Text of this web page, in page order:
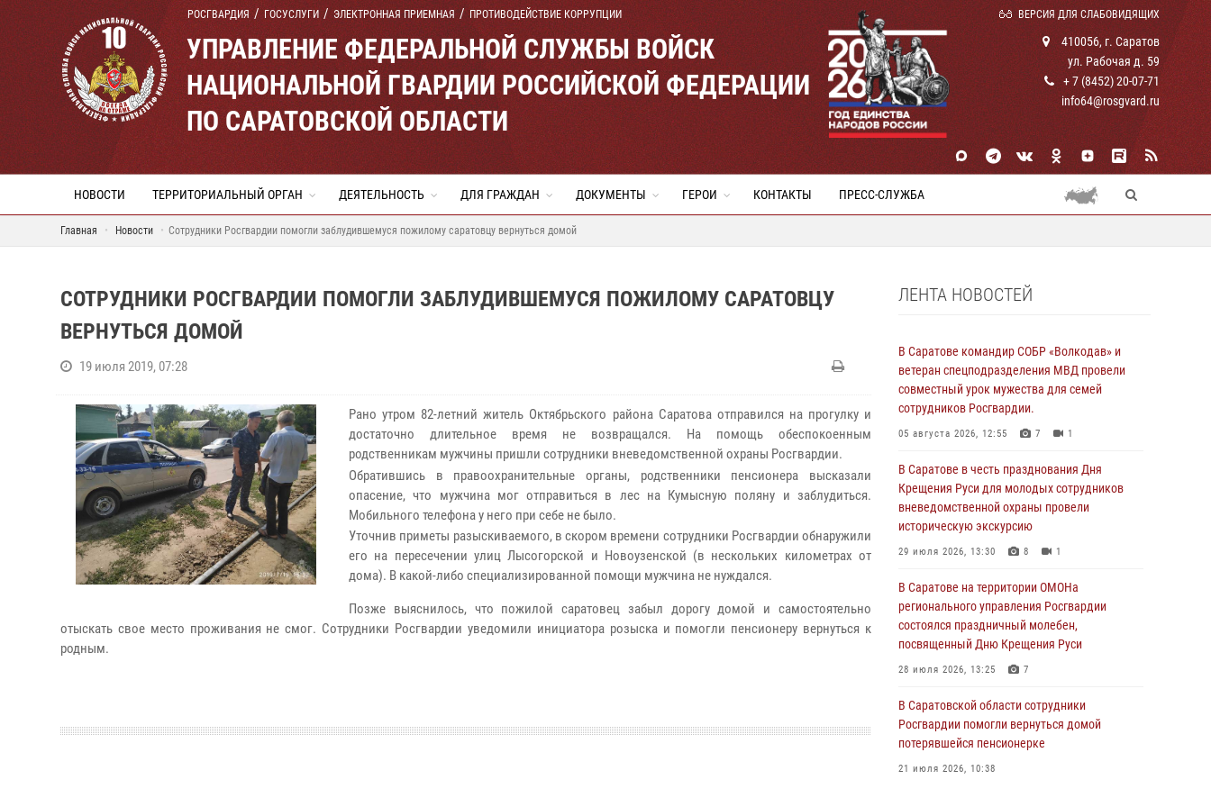
РОСГВАРДИЯ ГОСУСЛУГИ ЭЛЕКТРОННАЯ ПРИЕМНАЯ ПРОТИВОДЕЙСТВИЕ КОРРУПЦИИ ВЕРСИЯ ДЛЯ СЛАБОВИДЯЩИХ
УПРАВЛЕНИЕ ФЕДЕРАЛЬНОЙ СЛУЖБЫ ВОЙСК
НАЦИОНАЛЬНОЙ ГВАРДИИ РОССИЙСКОЙ ФЕДЕРАЦИИ
ПО САРАТОВСКОЙ ОБЛАСТИ
410056, г. Саратов
ул. Рабочая д. 59
+ 7 (8452) 20-07-71
info64@rosgvard.ru
НОВОСТИ ТЕРРИТОРИАЛЬНЫЙ ОРГАН ДЕЯТЕЛЬНОСТЬ ДЛЯ ГРАЖДАН ДОКУМЕНТЫ ГЕРОИ КОНТАКТЫ ПРЕСС-СЛУЖБА
Главная Новости Сотрудники Росгвардии помогли заблудившемуся пожилому саратовцу вернуться домой
СОТРУДНИКИ РОСГВАРДИИ ПОМОГЛИ ЗАБЛУДИВШЕМУСЯ ПОЖИЛОМУ САРАТОВЦУ
ВЕРНУТЬСЯ ДОМОЙ
19 июля 2019, 07:28
Рано утром 82-летний житель Октябрьского района Саратова отправился на прогулку и
достаточно длительное время не возвращался. На помощь обеспокоенным
родственникам мужчины пришли сотрудники вневедомственной охраны Росгвардии.
Обратившись в правоохранительные органы, родственники пенсионера высказали
опасение, что мужчина мог отправиться в лес на Кумысную поляну и заблудиться.
Мобильного телефона у него при себе не было.
Уточнив приметы разыскиваемого, в скором времени сотрудники Росгвардии обнаружили
его на пересечении улиц Лысогорской и Новоузенской (в нескольких километрах от
дома). В какой-либо специализированной помощи мужчина не нуждался.
Позже выяснилось, что пожилой саратовец забыл дорогу домой и самостоятельно
отыскать свое место проживания не смог. Сотрудники Росгвардии уведомили инициатора розыска и помогли пенсионеру вернуться к
родным.
ЛЕНТА НОВОСТЕЙ
В Саратове командир СОБР «Волкодав» и
ветеран спецподразделения МВД провели
совместный урок мужества для семей
сотрудников Росгвардии.
05 августа 2026, 12:55 7 1
В Саратове в честь празднования Дня
Крещения Руси для молодых сотрудников
вневедомственной охраны провели
историческую экскурсию
29 июля 2026, 13:30 8 1
В Саратове на территории ОМОНа
регионального управления Росгвардии
состоялся праздничный молебен,
посвященный Дню Крещения Руси
28 июля 2026, 13:25 7
В Саратовской области сотрудники
Росгвардии помогли вернуться домой
потерявшейся пенсионерке
21 июля 2026, 10:38